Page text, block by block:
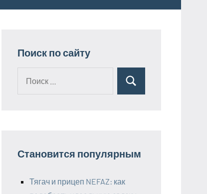
Поиск по сайту
Поиск
Становится популярным
Тягач и прицеп NEFAZ: как